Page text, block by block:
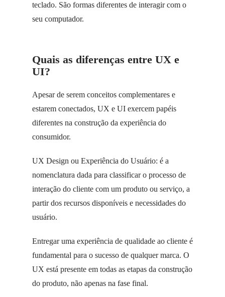
teclado. São formas diferentes de interagir com o
seu computador.
Quais as diferenças entre UX e
UI?
Apesar de serem conceitos complementares e
estarem conectados, UX e UI exercem papéis
diferentes na construção da experiência do
consumidor.
UX Design ou Experiência do Usuário: é a
nomenclatura dada para classificar o processo de
interação do cliente com um produto ou serviço, a
partir dos recursos disponíveis e necessidades do
usuário.
Entregar uma experiência de qualidade ao cliente é
fundamental para o sucesso de qualquer marca. O
UX está presente em todas as etapas da construção
do produto, não apenas na fase final.